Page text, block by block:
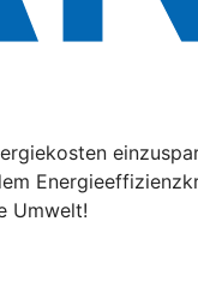
Umwelt!